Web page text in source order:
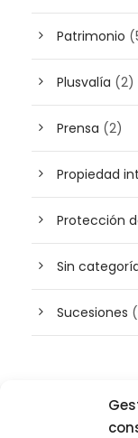
Patrimonio
Plusvalía (2)
Prensa (2)
Propiedad
Protección
Sin
Sucesiones
Buscador de